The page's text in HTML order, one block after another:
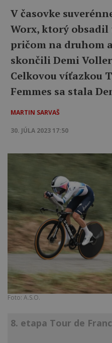
V časovke
Worx, ktorý
pričom na druhom
skončili Demi
Celkovou víťazkou
Femmes sa stala
MARTIN SARVAŠ
30. JÚLA 2023 17:50
Foto: A.S.O.
8. etapa Tour de